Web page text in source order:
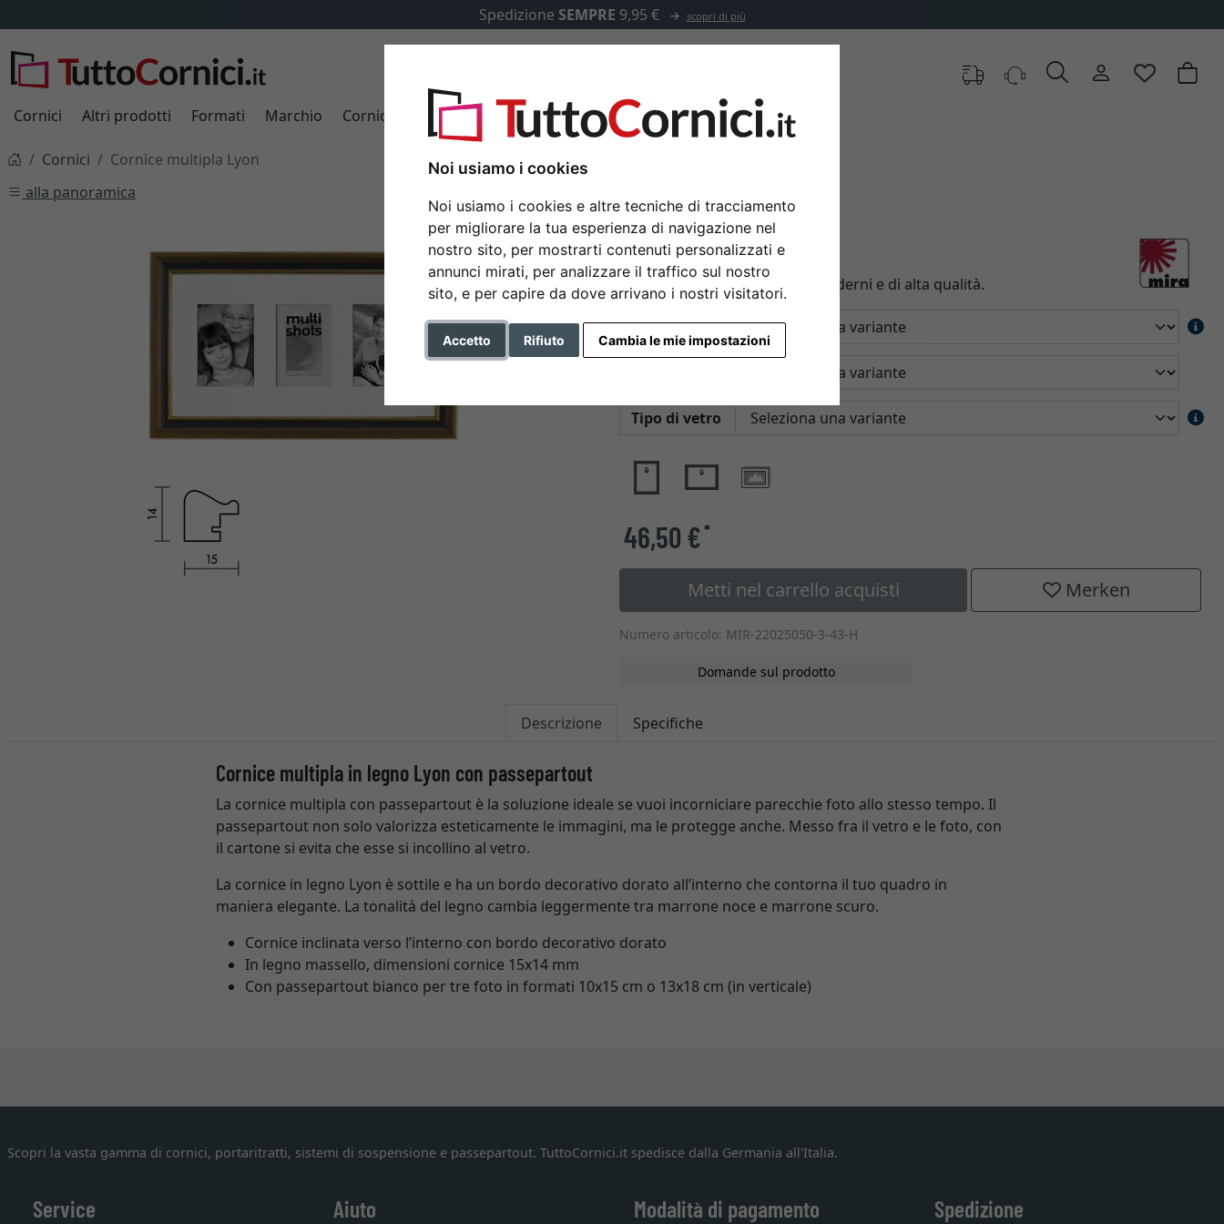
Noi usiamo i cookies
Noi usiamo i cookies e altre tecniche di tracciamento
per migliorare la tua esperienza di navigazione nel
nostro sito, per mostrarti contenuti personalizzati e
annunci mirati, per analizzare il traffico sul nostro
sito, e per capire da dove arrivano i nostri visitatori.
Accetto Rifiuto Cambia le mie impostazioni
Spedizione SEMPRE 9,95 € scopri di più
Cornici Altri prodotti Formati Marchio Cornici su misura Passepartout Accessori
Cornici
Cornice multipla Lyon
alla panoramica
Cornice multipla Lyon
Cornice galleria con disegni moderni e di alta qualità.
Formato
Tipo di vetro
46,50 €*
Metti nel carrello acquisti Merken
Numero articolo: MIR-22025050-3-43-H
Domande sul prodotto
Descrizione Specifiche
Cornice multipla in legno Lyon con passepartout
La cornice multipla con passepartout è la soluzione ideale se vuoi incorniciare parecchie foto allo stesso tempo. Il
passepartout non solo valorizza esteticamente le immagini, ma le protegge anche. Messo fra il vetro e le foto, con
il cartone si evita che esse si incollino al vetro.
La cornice in legno Lyon è sottile e ha un bordo decorativo dorato all’interno che contorna il tuo quadro in
maniera elegante. La tonalità del legno cambia leggermente tra marrone noce e marrone scuro.
Cornice inclinata verso l’interno con bordo decorativo dorato
In legno massello, dimensioni cornice 15x14 mm
Con passepartout bianco per tre foto in formati 10x15 cm o 13x18 cm (in verticale)
Scopri la vasta gamma di cornici, portaritratti, sistemi di sospensione e passepartout. TuttoCornici.it spedisce dalla Germania all'Italia.
Service Aiuto Modalità di pagamento Spedizione